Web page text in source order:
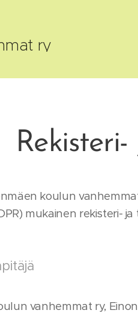
ry
koulun
mukainen rekisteri- ja
vanhemmat ry,